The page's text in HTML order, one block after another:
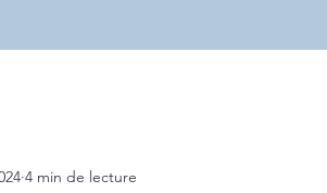
4 min de lecture